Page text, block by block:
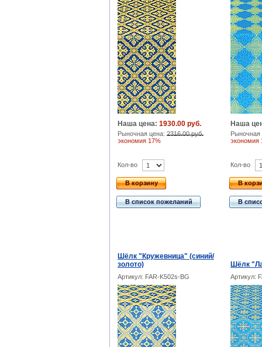
Наша цена: 1930.00 руб.
Рыночная цена: 2316.00 руб.
экономия 17%
Наша
экономия
Кол-во
В корзину
В список пожеланий
Кол-во
В
В
Шёлк "Кружевница" (синий/
золото)
Шёлк
Артикул: FAR-K502s-BG Артикул: